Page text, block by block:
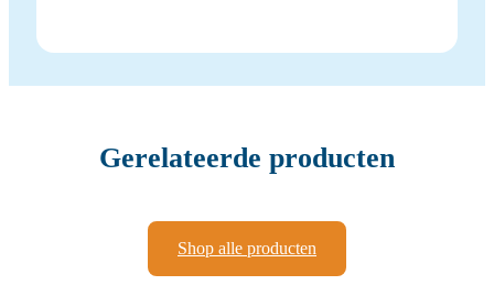
Gerelateerde producten
Shop alle producten